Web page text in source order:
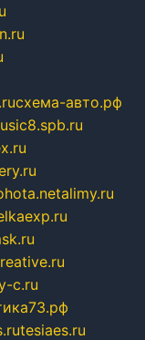
схема-авто.рф
alimy.ru
c.ru
tesiaes.ru